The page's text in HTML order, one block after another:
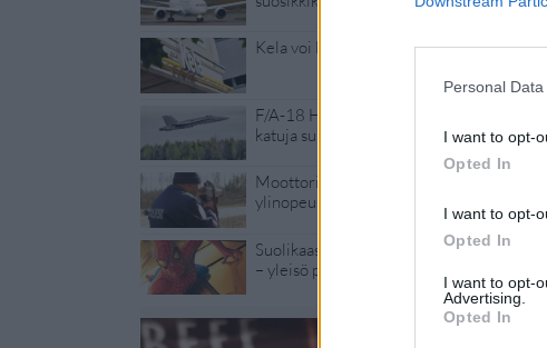
Personal
I want to opt-
Opted In
I want to opt-
Opted In
I want to opt-
Advertising.
Opted In
Kela voi leikata tukia ulkomaanmatkan
F/A-18 Hornet jyrähtää ylilennolle
katuja suljetaan
Moottoripyöräilijä pakeni poliisia –
ylinopeus
Suolikaasun tuoksu levisi Spider-Man -
– yleisö poistui paikalta